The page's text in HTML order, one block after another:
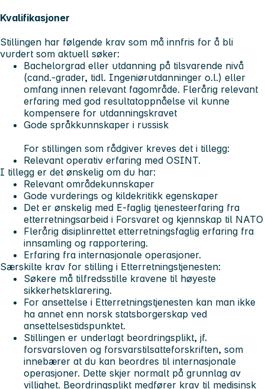
Kvalifikasjoner
Stillingen har følgende krav som må innfris for å bli
vurdert som aktuell søker:
Bachelorgrad eller utdanning på tilsvarende nivå
(cand.-grader, tidl. Ingeniørutdanninger o.l.) eller
omfang innen relevant fagområde. Flerårig relevant
erfaring med god resultatoppnåelse vil kunne
kompensere for utdanningskravet
Gode språkkunnskaper i russisk
For stillingen som rådgiver kreves det i tillegg:
Relevant operativ erfaring med OSINT.
I tillegg er det ønskelig om du har:
Relevant områdekunnskaper
Gode vurderings og kildekritikk egenskaper
Det er ønskelig med E-faglig tjenesteerfaring fra
etterretningsarbeid i Forsvaret og kjennskap til NATO
Flerårig disiplinrettet etterretningsfaglig erfaring fra
innsamling og rapportering.
Erfaring fra internasjonale operasjoner.
Særskilte krav for stilling i Etterretningstjenesten:
Søkere må tilfredsstille kravene til høyeste
sikkerhetsklarering.
For ansettelse i Etterretningstjenesten kan man ikke
ha annet enn norsk statsborgerskap ved
ansettelsestidspunktet.
Stillingen er underlagt beordringsplikt, jf.
forsvarsloven og forsvarstilsatteforskriften, som
innebærer at du kan beordres til internasjonale
operasjoner. Dette skjer normalt på grunnlag av
villighet. Beordringsplikt medfører krav til medisinsk